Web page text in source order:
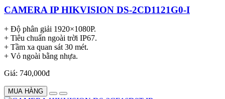
CAMERA IP HIKVISION DS-2CD1121G0-I
+ Độ phân giải 1920×1080P.
+ Tiêu chuẩn ngoài trời IP67.
+ Tầm xa quan sát 30 mét.
+ Vỏ ngoài bằng nhựa.
Giá: 740,000đ
MUA HÀNG